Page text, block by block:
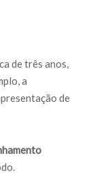
de três anos,
a
de